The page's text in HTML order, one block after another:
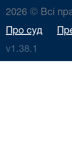
2026 © Всі
Про суд
v1.38.1